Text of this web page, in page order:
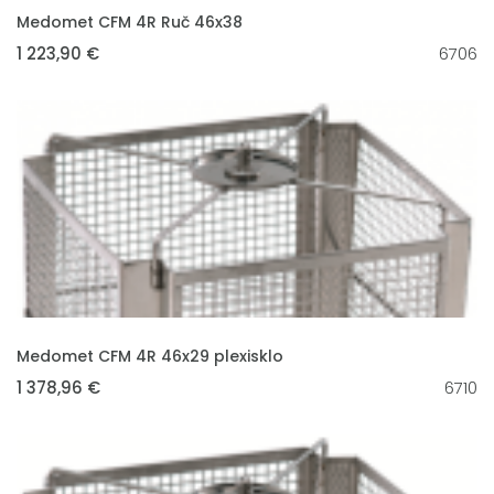
VLOŽIT DO KOŠÍKU
Medomet CFM 4R Ruč 46x38
1 223,90 € 6706
VLOŽIT DO KOŠÍKU
Medomet CFM 4R 46x29 plexisklo
1 378,96 € 6710